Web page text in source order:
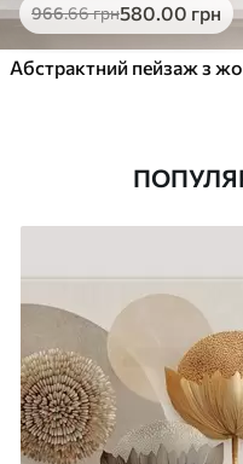
966.66грн580.00 грн